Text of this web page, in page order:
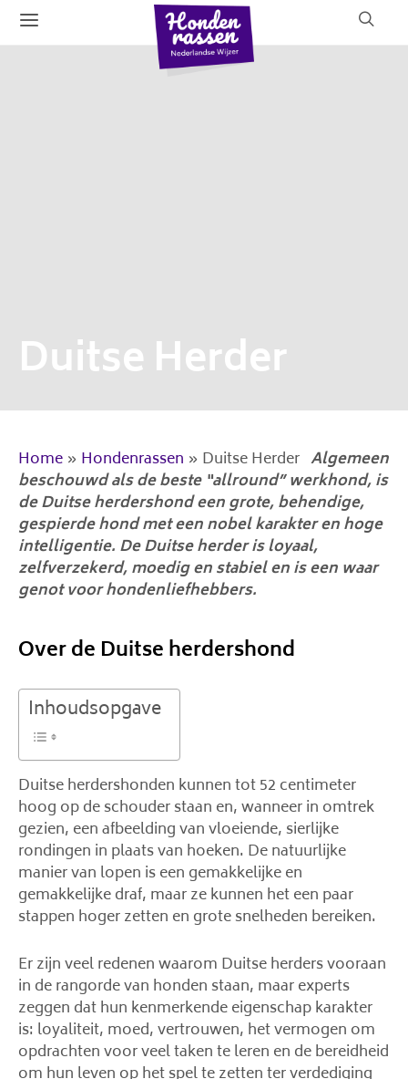
Duitse Herder
Home » Hondenrassen » Duitse Herder Algemeen
beschouwd als de beste “allround” werkhond, is
de Duitse herdershond een grote, behendige,
gespierde hond met een nobel karakter en hoge
intelligentie. De Duitse herder is loyaal,
zelfverzekerd, moedig en stabiel en is een waar
genot voor hondenliefhebbers.
Over de Duitse herdershond
Inhoudsopgave
Duitse herdershonden kunnen tot 52 centimeter
hoog op de schouder staan ​​en, wanneer in omtrek
gezien, een afbeelding van vloeiende, sierlijke
rondingen in plaats van hoeken. De natuurlijke
manier van lopen is een gemakkelijke en
gemakkelijke draf, maar ze kunnen het een paar
stappen hoger zetten en grote snelheden bereiken.
Er zijn veel redenen waarom Duitse herders vooraan
in de rangorde van honden staan, maar experts
zeggen dat hun kenmerkende eigenschap karakter
is: loyaliteit, moed, vertrouwen, het vermogen om
opdrachten voor veel taken te leren en de bereidheid